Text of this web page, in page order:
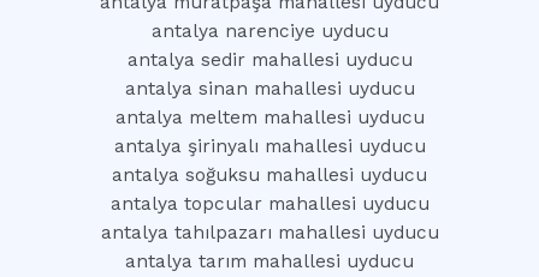
antalya narenciye uyducu
antalya sedir mahallesi uyducu
antalya sinan mahallesi uyducu
antalya meltem mahallesi uyducu
antalya şirinyalı mahallesi uyducu
antalya soğuksu mahallesi uyducu
antalya topcular mahallesi uyducu
antalya tahılpazarı mahallesi uyducu
antalya tarım mahallesi uyducu